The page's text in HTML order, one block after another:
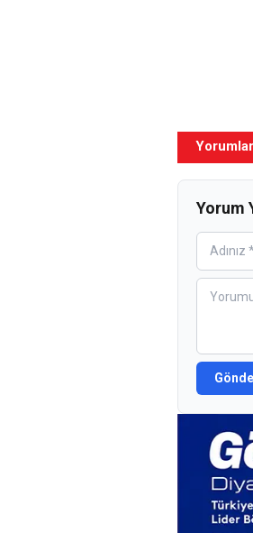
Yorumlar
Yorum